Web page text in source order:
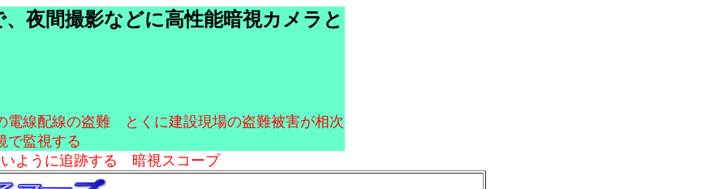
夜間撮影などに高性能暗視カメラと
配線の盗難 とくに建設現場の盗難被害が相次
監視する
ように追跡する 暗視スコープ